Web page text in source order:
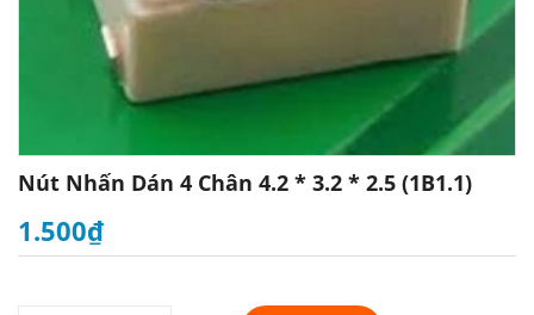
Nút Nhấn Dán 4 Chân 4.2 * 3.2 * 2.5 (1B1.1)
1.500₫